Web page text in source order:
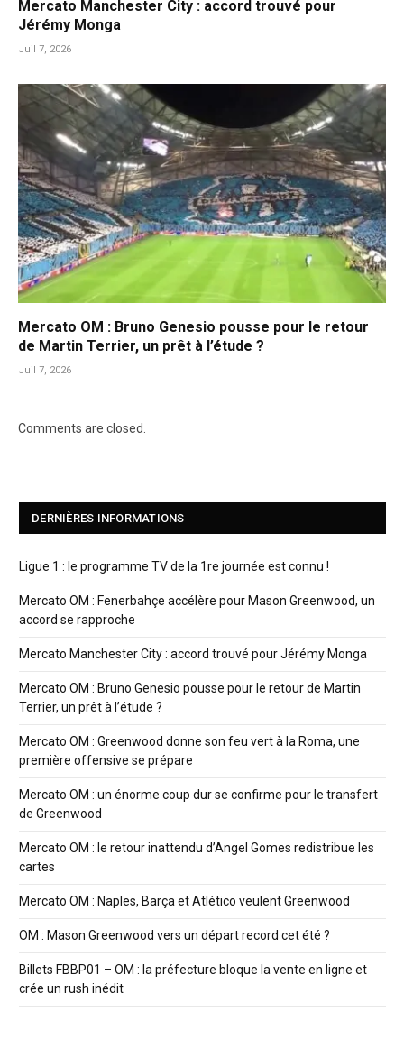
Mercato Manchester City : accord trouvé pour
Jérémy Monga
Juil 7, 2026
Mercato OM : Bruno Genesio pousse pour le retour
de Martin Terrier, un prêt à l’étude ?
Juil 7, 2026
Comments are closed.
DERNIÈRES INFORMATIONS
Ligue 1 : le programme TV de la 1re journée est connu !
Mercato OM : Fenerbahçe accélère pour Mason Greenwood, un
accord se rapproche
Mercato Manchester City : accord trouvé pour Jérémy Monga
Mercato OM : Bruno Genesio pousse pour le retour de Martin
Terrier, un prêt à l’étude ?
Mercato OM : Greenwood donne son feu vert à la Roma, une
première offensive se prépare
Mercato OM : un énorme coup dur se confirme pour le transfert
de Greenwood
Mercato OM : le retour inattendu d’Angel Gomes redistribue les
cartes
Mercato OM : Naples, Barça et Atlético veulent Greenwood
OM : Mason Greenwood vers un départ record cet été ?
Billets FBBP01 – OM : la préfecture bloque la vente en ligne et
crée un rush inédit